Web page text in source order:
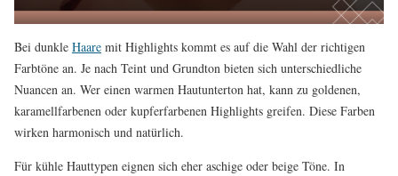
Bei dunkle Haare mit Highlights kommt es auf die Wahl der richtigen
Farbtöne an. Je nach Teint und Grundton bieten sich unterschiedliche
Nuancen an. Wer einen warmen Hautunterton hat, kann zu goldenen,
karamellfarbenen oder kupferfarbenen Highlights greifen. Diese Farben
wirken harmonisch und natürlich.
Für kühle Hauttypen eignen sich eher aschige oder beige Töne. In